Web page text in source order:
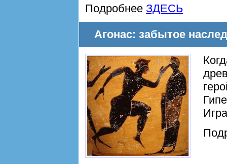
Подробнее ЗДЕСЬ
Агонас: забытое